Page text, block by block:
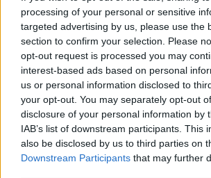
processing of your personal or sensitive
targeted advertising by us, please use the
section to confirm your selection. Please
opt-out request is processed you may
interest-based ads based on personal
us or personal information disclosed to
your opt-out. You may separately opt-out
disclosure of your personal information by
IAB’s list of downstream participants. This
also be disclosed by us to third parties on
Downstream Participants that may further
Összességében jó eszköznek
t, a használat valóban nagyjából 7
ajánlott, de szülői segítséggel már
elkezdhetik.
Címkék:lego wedo hdidakt